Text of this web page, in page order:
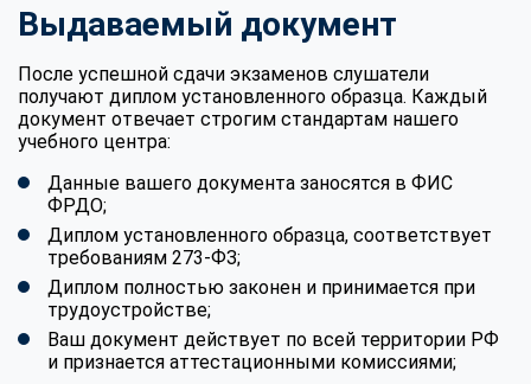
Выдаваемый документ
После успешной сдачи экзаменов слушатели
получают диплом установленного образца. Каждый
документ отвечает строгим стандартам нашего
учебного центра:
Данные вашего документа заносятся в ФИС
ФРДО;
Диплом установленного образца, соответствует
требованиям 273-ФЗ;
Диплом полностью законен и принимается при
трудоустройстве;
Ваш документ действует по всей территории РФ
и признается аттестационными комиссиями;